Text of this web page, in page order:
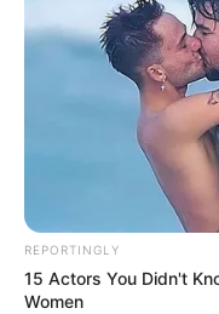
REPORTINGLY
15 Actors You Didn't
Women